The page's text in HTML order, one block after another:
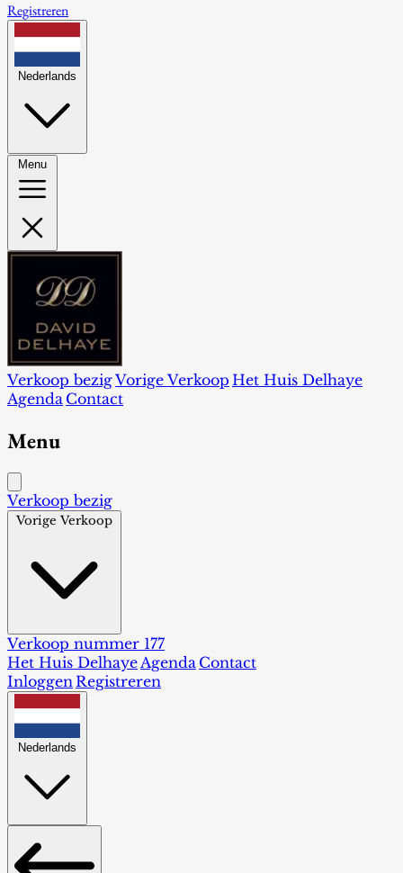
Registreren
Nederlands
Menu
Verkoop bezigVorige Verkoop Het Huis Delhaye
Agenda Contact
Menu
Verkoop bezig
Vorige Verkoop
Verkoop nummer 177
Het Huis DelhayeAgenda Contact
InloggenRegistreren
Nederlands